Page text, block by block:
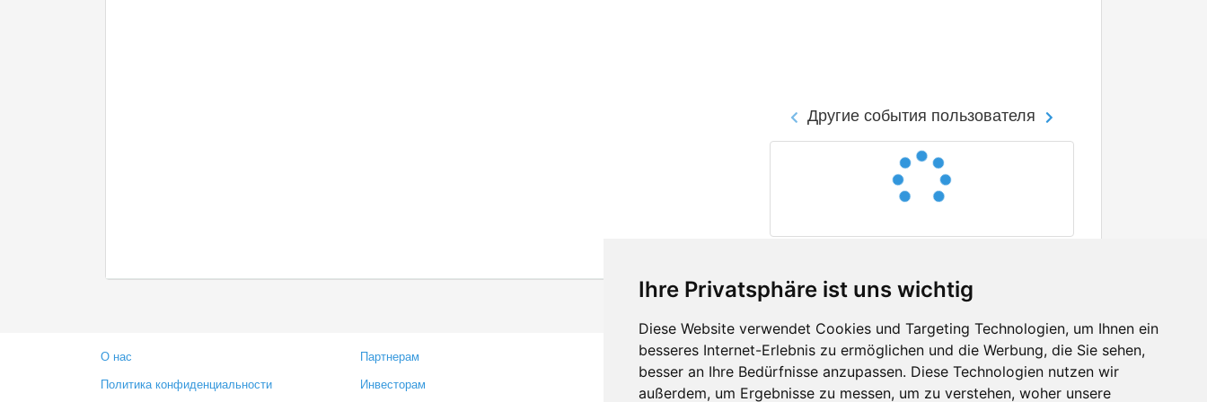
Ihre Privatsphäre ist uns wichtig
Diese Website verwendet Cookies und Targeting Technologien, um Ihnen ein
besseres Internet-Erlebnis zu ermöglichen und die Werbung, die Sie sehen,
besser an Ihre Bedürfnisse anzupassen. Diese Technologien nutzen wir
außerdem, um Ergebnisse zu messen, um zu verstehen, woher unsere
Другие события пользователя
О нас
Политика конфиденциальности
Партнерам
Инвесторам
Контакты
Оставить отзыв
Facebook
Twitter